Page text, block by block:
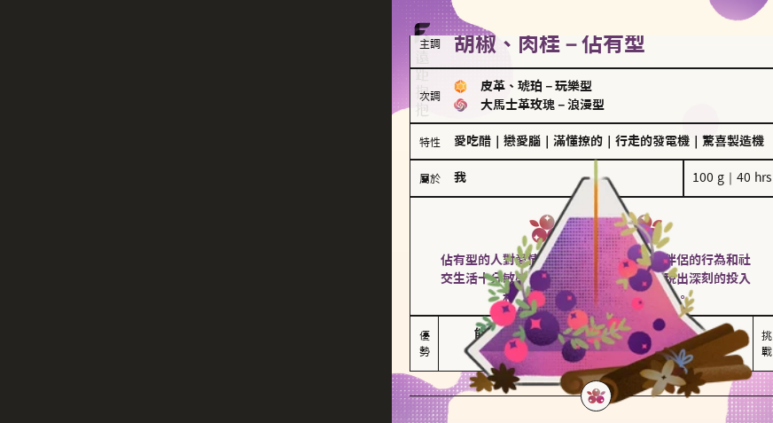
主調 胡椒、肉桂－佔有型
次調
皮革、琥珀 － 玩樂型
大馬士革玫瑰 － 浪漫型
特性 愛吃醋 戀愛腦 滿懂撩的 行走的發電機 驚喜製造機
屬於 我 100 g｜40 hrs
佔有型
胡椒、肉桂
佔有型的人對愛情有強烈的保護欲，對於伴侶的行為和社
交生活十分敏感、容易吃醋。在關係中展現出深刻的投入
和激情，但也可能讓人感到窒息。
優
勢
能建立緊密關係
積極維繫關係熱度
嫉妒心較強
可能出現控制欲
挑
戰